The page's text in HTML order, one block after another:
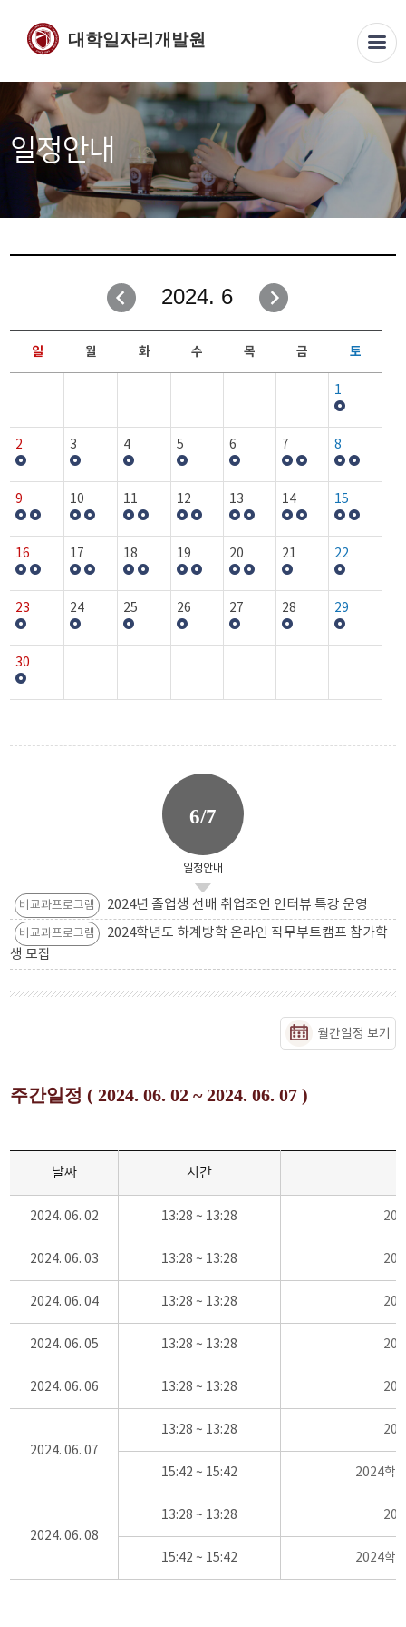
대학일자리개발원
일정안내
2024. 6
일 월 화 수 목 금 토
1
2 3 4 5 6 7 8
9 10 11 12 13 14 15
16 17 18 19 20 21 22
23 24 25 26 27 28 29
30
6/7
일정안내
비교과프로그램 2024년 졸업생 선배 취업조언 인터뷰 특강 운영
비교과프로그램
2024학년도 하계방학 온라인 직무부트캠프 참가학
생 모집
월간일정 보기
주간일정 ( 2024. 06. 02 ~ 2024. 06. 07 )
날짜 시간
2024. 06. 02 13:28 ~ 13:28
2024. 06. 03 13:28 ~ 13:28
2024. 06. 04 13:28 ~ 13:28
2024. 06. 05 13:28 ~ 13:28
2024. 06. 06 13:28 ~ 13:28
2024. 06. 07
13:28 ~ 13:28
15:42 ~ 15:42 2024학
2024. 06. 08
13:28 ~ 13:28
15:42 ~ 15:42 2024학